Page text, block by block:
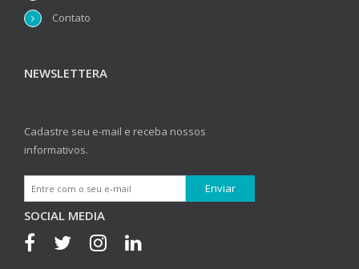
Contato
NEWSLETTERA
Cadastre seu e-mail e receba nossos
informativos.
SOCIAL MEDIA